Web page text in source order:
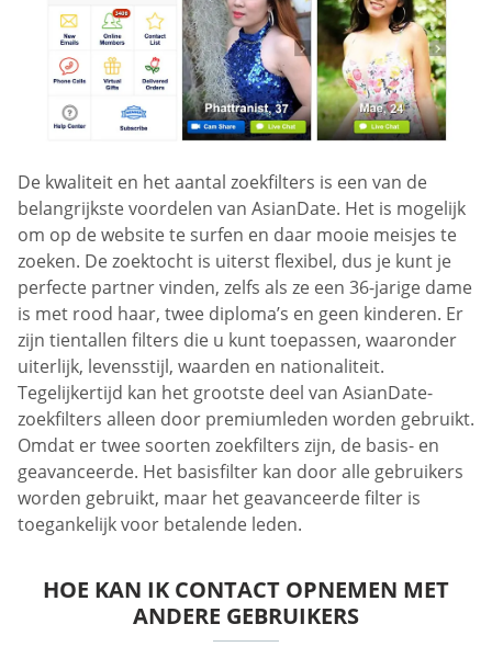
De kwaliteit en het aantal zoekfilters is een van de
belangrijkste voordelen van AsianDate. Het is mogelijk
om op de website te surfen en daar mooie meisjes te
zoeken. De zoektocht is uiterst flexibel, dus je kunt je
perfecte partner vinden, zelfs als ze een 36-jarige dame
is met rood haar, twee diploma’s en geen kinderen. Er
zijn tientallen filters die u kunt toepassen, waaronder
uiterlijk, levensstijl, waarden en nationaliteit.
Tegelijkertijd kan het grootste deel van AsianDate-
zoekfilters alleen door premiumleden worden gebruikt.
Omdat er twee soorten zoekfilters zijn, de basis- en
geavanceerde. Het basisfilter kan door alle gebruikers
worden gebruikt, maar het geavanceerde filter is
toegankelijk voor betalende leden.
HOE KAN IK CONTACT OPNEMEN MET
ANDERE GEBRUIKERS